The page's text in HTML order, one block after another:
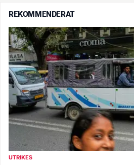
REKOMMENDERAT
UTRIKES